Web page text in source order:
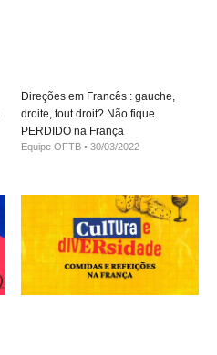
Direções em Francês : gauche,
droite, tout droit? Não fique
PERDIDO na França
Equipe OFTB 30/03/2022